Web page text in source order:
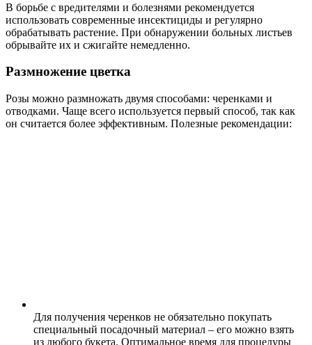
В борьбе с вредителями и болезнями рекомендуется
использовать современные инсектициды и регулярно
обрабатывать растение. При обнаружении больных листьев
обрывайте их и сжигайте немедленно.
Размножение цветка
Розы можно размножать двумя способами: черенками и
отводками. Чаще всего используется первый способ, так как
он считается более эффективным. Полезные рекомендации:
Для получения черенков не обязательно покупать
специальный посадочный материал – его можно взять
из любого букета. Оптимальное время для процедуры